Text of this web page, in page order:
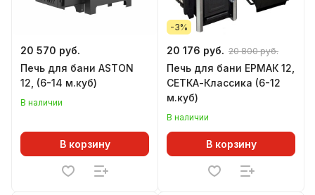
20 570 руб.
Печь для бани ASTON
12, (6-14 м.куб)
В наличии
В корзину
-3%
20 176 руб. 20 800 руб.
Печь для бани ЕРМАК 12,
СЕТКА-Классика (6-12
м.куб)
В наличии
В корзину